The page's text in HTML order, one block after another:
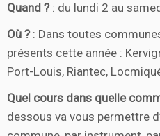
Quand ?: du lundi 2 au
Où ?: Dans toutes
présents cette année :
Port-Louis, Riantec,
Quel cours dans quelle
dessous va vous permettre